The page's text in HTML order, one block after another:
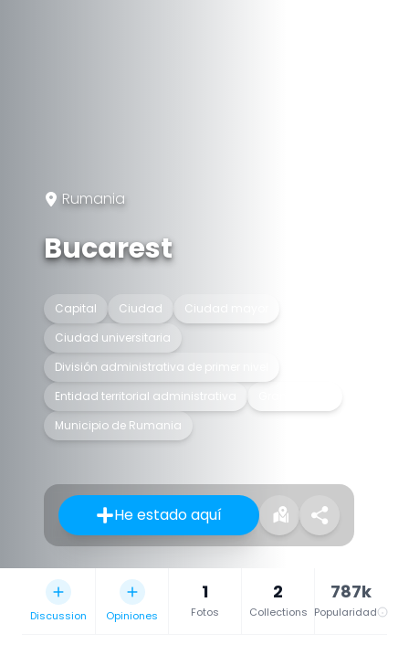
Rumania
Bucarest
Capital Ciudad
Ciudad mayor
Ciudad universitaria
División administrativa de primer nivel
Entidad territorial administrativa
Municipio de Rumania
He estado aquí
Discussion Opiniones
1
Fotos
2
Collections
787k
Popularidad